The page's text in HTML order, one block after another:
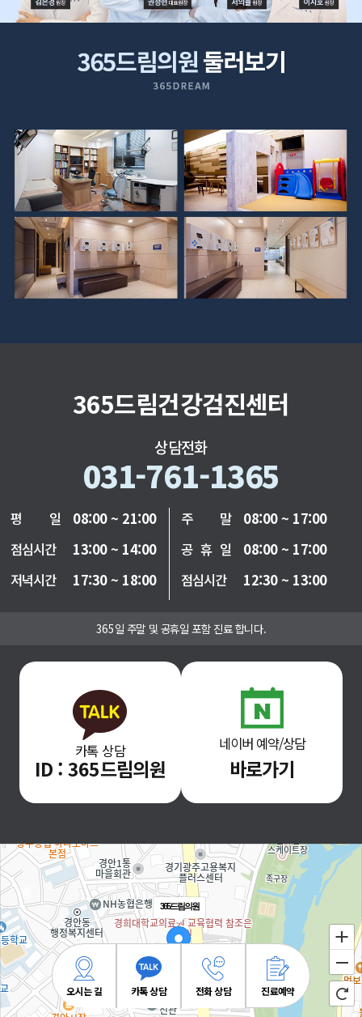
365드림건강검진센터
상담전화
031-761-1365
평 일
08:00 ~ 21:00
점심시간
13:00 ~ 14:00
저녁시간
17:30 ~ 18:00
주 말
08:00 ~ 17:00
공 휴 일
08:00 ~ 17:00
점심시간
12:30 ~ 13:00
365일 주말 및 공휴일 포함 진료 합니다.
카톡 상담
ID : 365드림의원
네이버 예약/상담
바로가기
365드림의원
오시는 길 카톡 상담 전화 상담 진료예약